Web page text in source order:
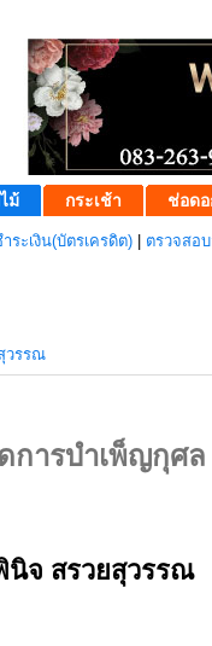
ม้ กระเช้า ช่อดอ
ระเงิน(บัตรเครดิต) ตรวจสอ
วรรณ
การบำเพ็ญกุศล
นิจ สรวยสุวรรณ